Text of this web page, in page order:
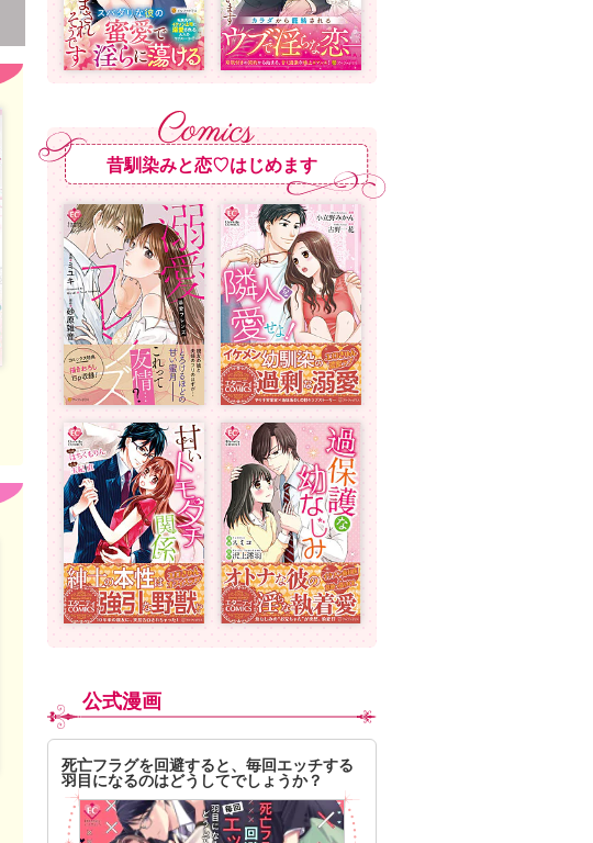
昔馴染みと恋♡はじめます
公式漫画
死亡フラグを回避すると、毎回エッチする
羽目になるのはどうしてでしょうか？